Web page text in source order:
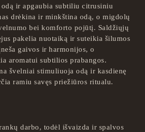
ir apgaubia subtiliu citrusiniu
drėkina ir minkština odą, o migdolų
bei komforto pojūtį. Saldžiųjų
pakelia nuotaiką ir suteikia šilumos
gaivos ir harmonijos, o
aromatui subtilios prabangos.
švelniai stimuliuoja odą ir kasdienę
ramiu savęs priežiūros ritualu.
darbo, todėl išvaizda ir spalvos